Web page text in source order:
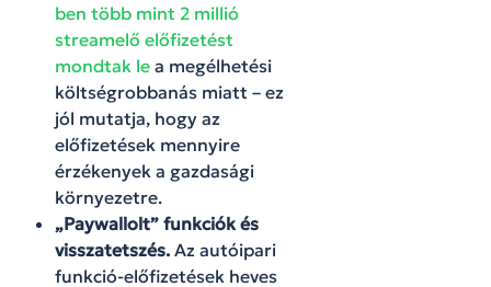
ben több mint 2 millió
streamelő előfizetést
mondtak le a megélhetési
költségrobbanás miatt – ez
jól mutatja, hogy az
előfizetések mennyire
érzékenyek a gazdasági
környezetre.
„Paywallolt” funkciók és
visszatetszés. Az autóipari
funkció-előfizetések heves